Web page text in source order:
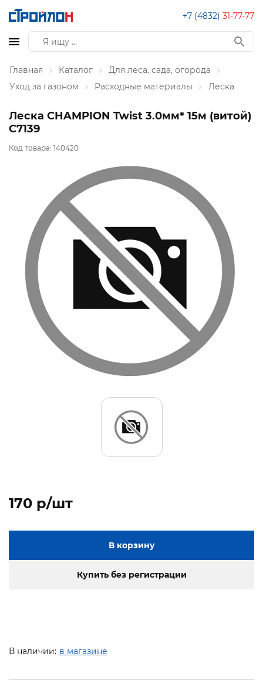
+7 (4832) 31-77-77
Главная Каталог
Для леса, сада, огорода
Уход за газоном
Расходные материалы Леска
Леска CHAMPION Twist 3.0мм* 15м (витой)
C7139
Код товара: 140420
170 p/шт
В корзину
Купить без регистрации
В наличии: в магазине